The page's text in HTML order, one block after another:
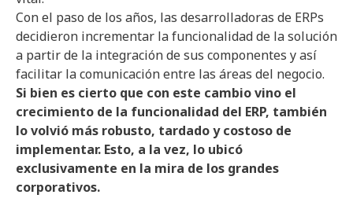
Con el paso de los años, las desarrolladoras de ERPs
decidieron incrementar la funcionalidad de la solución
a partir de la integración de sus componentes y así
facilitar la comunicación entre las áreas del negocio.
Si bien es cierto que con este cambio vino el
crecimiento de la funcionalidad del ERP, también
lo volvió más robusto, tardado y costoso de
implementar. Esto, a la vez, lo ubicó
exclusivamente en la mira de los grandes
corporativos.